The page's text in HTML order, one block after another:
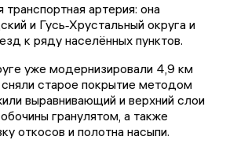
артерия: она
и Гусь‑Хрустальный округа и
к ряду населённых пунктов.
уже модернизировали 4,9 км
старое покрытие методом
выравнивающий и верхний слои
гранулятом, а также
откосов и полотна насыпи.